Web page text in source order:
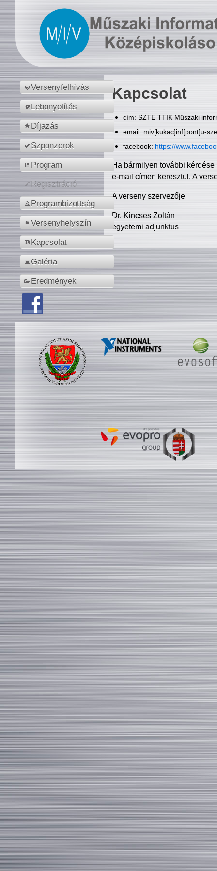
Versenyfelhívás
Lebonyolítás
Díjazás
Szponzorok
Program
Regisztráció
Programbizottság
Versenyhelyszín
Kapcsolat
Galéria
Eredmények
Kapcsolat
cím: SZTE TTIK Műszaki
email: miv[kukac]inf[pont]u-
facebook: https://
Ha bármilyen további
e-mail címen keresztül. A
A verseny szervezője:
Dr. Kincses Zoltán
egyetemi adjunktus